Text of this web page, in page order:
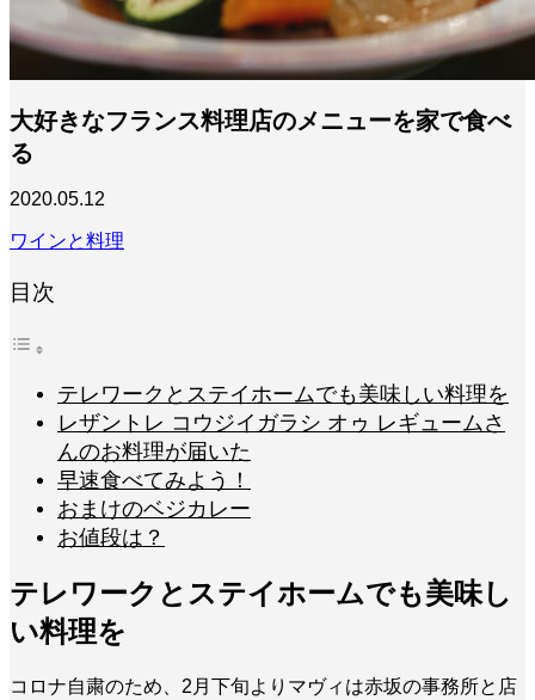
大好きなフランス料理店のメニューを家で食べ
る
2020.05.12
ワインと料理
目次
テレワークとステイホームでも美味しい料理を
レザントレ コウジイガラシ オゥ レギュームさ
んのお料理が届いた
早速食べてみよう！
おまけのベジカレー
お値段は？
テレワークとステイホームでも美味し
い料理を
コロナ自粛のため、2月下旬よりマヴィは赤坂の事務所と店